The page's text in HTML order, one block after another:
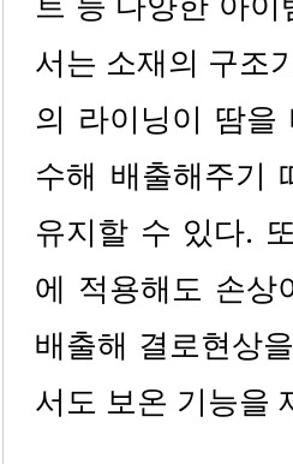
서는 소재의 구조
의 라이닝이 땀을
수해 배출해주기
유지할 수 있다.
에 적용해도 손상
배출해 결로현상
서도 보온 기능을